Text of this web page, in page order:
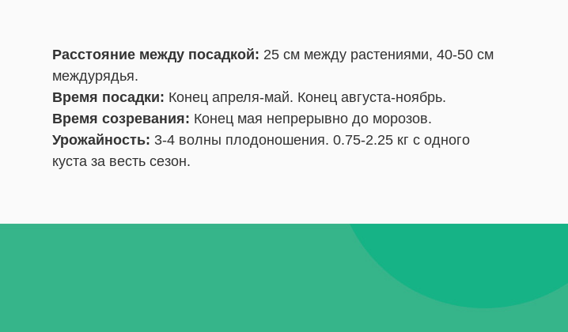
Расстояние между посадкой: 25 см между растениями, 40-50 см
междурядья.
Время посадки: Конец апреля-май. Конец августа-ноябрь.
Время созревания: Конец мая непрерывно до морозов.
Урожайность: 3-4 волны плодоношения. 0.75-2.25 кг с одного
куста за весть сезон.